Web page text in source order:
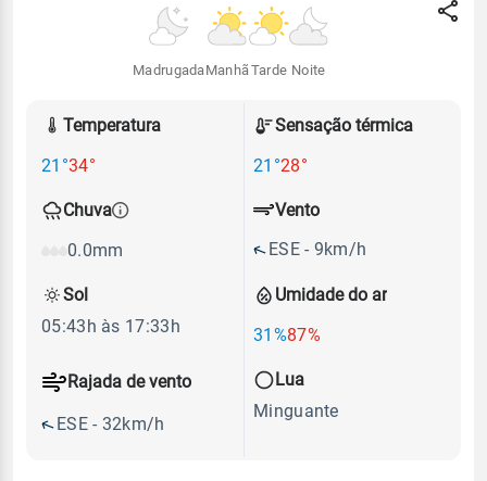
Madrugada Manhã Tarde Noite
Temperatura
21°34°
Sensação térmica
21°28°
Chuva
0.0mm
Umidade do ar
31%87%
Vento
ESE - 9km/h
Rajada de vento
ESE - 32km/h
Sol
05:43h às 17:33h
Lua
Minguante